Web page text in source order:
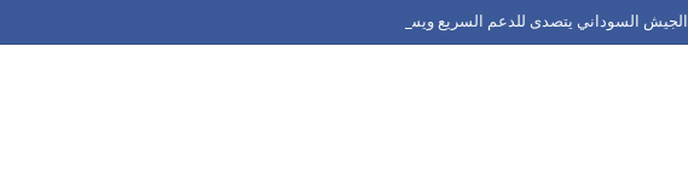
الجيش السوداني يتصدى للدعم السريع ويستولي على معدات غرب دارفور